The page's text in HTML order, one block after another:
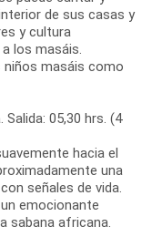
de sus casas y
y cultura
los masáis.
niños masáis como
Salida: 05,30 hrs. (4
hacia el
una
señales de vida.
emocionante
sabana africana.